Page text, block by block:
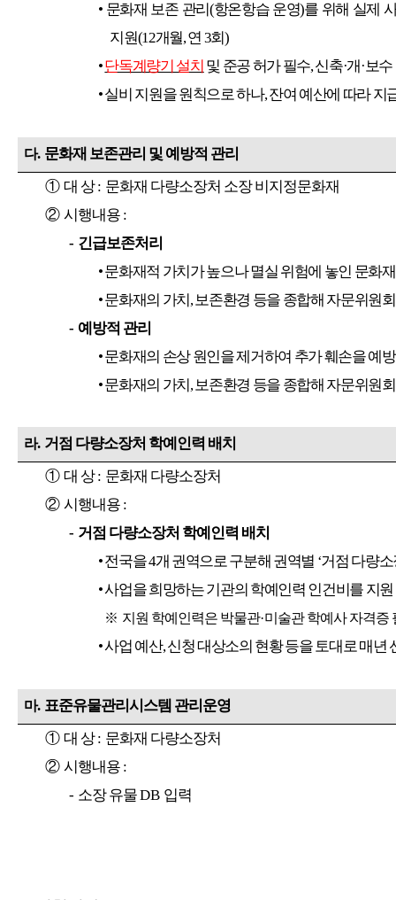
• 문화재 보존 관리(항온항습 운영)를 위해 실제
지원(12개월,연 3회)
•단독계량기 설치 및 준공 허가 필수,신축·개·보수
•실비 지원을 원칙으로 하나,잔여 예산에 따라 지
다. 문화재 보존관리 및 예방적 관리
①대 상: 문화재 다량소장처 소장 비지정문화재
②시행내용 :
- 긴급보존처리
•문화재적 가치가 높으나 멸실 위험에 놓인 문화
•문화재의 가치,보존환경 등을 종합해 자문위원
- 예방적 관리
•문화재의 손상 원인을 제거하여 추가 훼손을 예방
•문화재의 가치,보존환경 등을 종합해 자문위원
라. 거점 다량소장처 학예인력 배치
①대 상: 문화재 다량소장처
②시행내용 :
- 거점 다량소장처 학예인력 배치
•전국을4개 권역으로 구분해 권역별 ‘거점 다량
•사업을 희망하는 기관의 학예인력 인건비를 지원
※ 지원 학예인력은 박물관·미술관 학예사 자격증
•사업 예산,신청 대상소의 현황 등을 토대로 매년
마. 표준유물관리시스템 관리운영
①대 상: 문화재 다량소장처
②시행내용 :
- 소장 유물DB 입력